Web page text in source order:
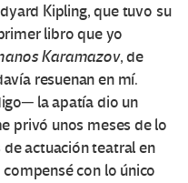
Kipling, que tuvo su
libro que yo
Karamazov, de
resuenan en mí.
la apatía dio un
privó unos meses de lo
actuación teatral en
con lo único